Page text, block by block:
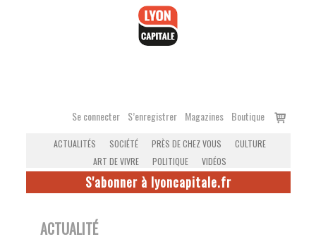
Se connecter S’enregistrer Magazines Boutique
Voir
ACTUALITÉS SOCIÉTÉ PRÈS DE CHEZ VOUS
CULTURE
ART DE VIVRE
POLITIQUE VIDÉOS
S'abonner à lyoncapitale.fr
ACTUALITÉ